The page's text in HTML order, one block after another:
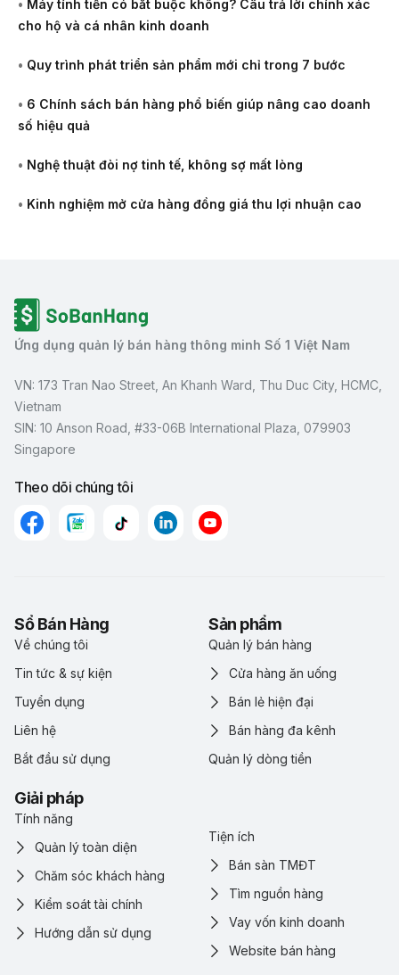
• Máy tính tiền có bắt buộc không? Câu trả lời chính xác
cho hộ và cá nhân kinh doanh
• Quy trình phát triển sản phẩm mới chỉ trong 7 bước
• 6 Chính sách bán hàng phổ biến giúp nâng cao doanh
số hiệu quả
• Nghệ thuật đòi nợ tinh tế, không sợ mất lòng
• Kinh nghiệm mở cửa hàng đồng giá thu lợi nhuận cao
Ứng dụng quản lý bán hàng thông minh Số 1 Việt Nam
VN: 173 Tran Nao Street, An Khanh Ward, Thu Duc City, HCMC,
Vietnam
SIN: 10 Anson Road, #33-06B International Plaza, 079903
Singapore
Theo dõi chúng tôi
Sổ Bán Hàng
Về chúng tôi
Tin tức & sự kiện
Tuyển dụng
Liên hệ
Bắt đầu sử dụng
Sản phẩm
Quản lý bán hàng
Cửa hàng ăn uống
Bán lẻ hiện đại
Bán hàng đa kênh
Quản lý dòng tiền
Giải pháp
Tính năng
Quản lý toàn diện
Chăm sóc khách hàng
Kiểm soát tài chính
Hướng dẫn sử dụng
Tiện ích
Bán sàn TMĐT
Tìm nguồn hàng
Vay vốn kinh doanh
Website bán hàng